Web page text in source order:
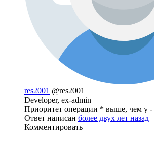
res2001 @res2001
Developer, ex-admin
Приоритет операции * выше, чем у -
Ответ написан более двух лет назад
Комментировать